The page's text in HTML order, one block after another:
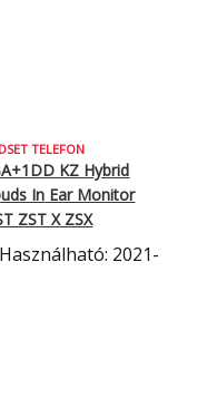
TELEFON
KZ Hybrid
In Ear Monitor
ZST X ZSX
Használható: 2021-